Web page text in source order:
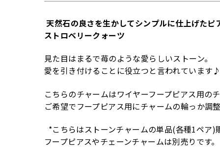
天然石の良さを生かしてシンプルに仕上げたピ
ストロベリークォーツ
見た目はまるで苺のような愛らしいストーン。
愛を引き付けることに役立つと言われていま
こちらのチャームはワイヤーフープピアス用の
ご希望でフープピアス用にチャームの輪っか調
*こちらはストーンチャームの単品(各種1ペア)
フープピアスやチェーンチャームは別売りです。